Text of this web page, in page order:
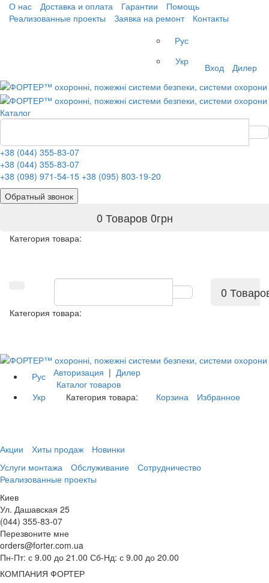
О нас Доставка и оплата Гарантии
Помощь
Реализованные проекты
Заявка на ремонт
Контакты
Рус
Укр
Вход Дилер
Каталог
+38 (044) 355-83-07
+38 (044) 355-83-07
+38 (098) 971-54-15 +38 (095) 803-19-20
Обратный звонок
0 Товаров 0грн
Категория товара:
0
Категория товара:
Рус
Укр
Авторизация | Дилер
Каталог товаров
Категория товара:
Корзина Избранное
Акции Хиты продаж
Новинки
Услуги монтажа
Обслуживание
Сотрудничество
Реализованные проекты
Киев
Ул. Дашавская 25
(044) 355-83-07
Перезвоните мне
orders@forter.com.ua
Пн-Пт: с 9.00 до 21.00 Сб-Нд: с 9.00 до 20.00
КОМПАНИЯ ФОРТЕР